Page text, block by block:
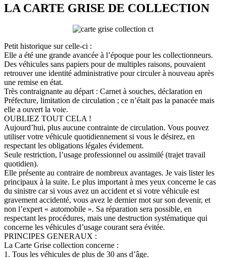
LA CARTE GRISE DE COLLECTION
Petit historique sur celle-ci :
Elle a été une grande avancée à l’époque pour les collectionneurs.
Des véhicules sans papiers pour de multiples raisons, pouvaient
retrouver une identité administrative pour circuler à nouveau après
une remise en état.
Très contraignante au départ : Carnet à souches, déclaration en
Préfecture, limitation de circulation ; ce n’était pas la panacée mais
elle a ouvert la voie.
OUBLIEZ TOUT CELA !
Aujourd’hui, plus aucune contrainte de circulation. Vous pouvez
utiliser votre véhicule quotidiennement si vous le désirez, en
respectant les obligations légales évidement.
Seule restriction, l’usage professionnel ou assimilé (trajet travail
quotidien).
Elle présente au contraire de nombreux avantages. Je vais lister les
principaux à la suite. Le plus important à mes yeux concerne le cas
du sinistre car si vous avez un accident et si votre véhicule est
gravement accidenté, vous avez le dernier mot sur son devenir, et
non l’expert « automobile ». Sa réparation sera possible, en
respectant les procédures, mais une destruction systématique qui
concerne les véhicules d’usage courant sera évitée.
PRINCIPES GENERAUX :
La Carte Grise collection concerne :
1. Tous les véhicules de plus de 30 ans d’âge.